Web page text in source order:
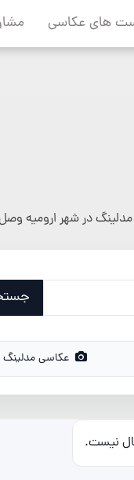
های عکاسی
در شهر ارومیه
عکاسی مدلینگ
نیست.